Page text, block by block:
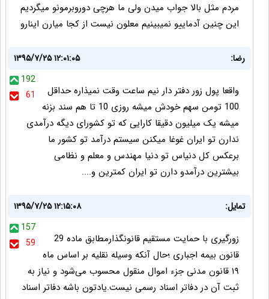
مردم مثل بالا جواب میدن ولی ما هرچی دوروبرمونو میگردیم
این چنین آدماییو نمیبینیم معلون نیست از کجا میارن اینارو
رضا:
۱۳۹۵/۷/۲۵ ۱۲:۰۱:۰۵
192
61
واقعا پول زور دفتر دار نیم ساعت وقت نمیذاره حداقل
100 تومن سهم خودش میشه روزی 10 تا هم سند بزنه
میشه یک میلیون دقیقا کارایی که تو کشورای دیگه درآمدی
ندارن تو ایران غوغا میکنن سیستم درآمد تو کشور ما
برعکس کل دنیاس تو دنیا مهندس و معلم و نظامی
بیشترین درآمدو دارن تو ایران کمترین و....
تمایل:
۱۳۹۵/۷/۲۵ ۱۲:۱۵:۰۸
157
59
زورگیری با حمایت مستقیم قانونگذارمطابق ماده 29
قانون بیمه اجباری ؛حال آنکه وسیله نقلیه بر اساس ماه
۱۹ قانون مدنی جزء اموال منقول محسوب می‌شود و نیاز به
ثبت آن در دفاتر اسناد رسمی نیست.یادتون باشه دفاتر اسناد